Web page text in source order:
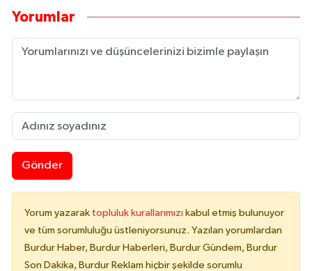
Yorumlar
Gönder
Yorum yazarak topluluk kurallarımızı kabul etmiş bulunuyor
ve tüm sorumluluğu üstleniyorsunuz. Yazılan yorumlardan
Burdur Haber, Burdur Haberleri, Burdur Gündem, Burdur
Son Dakika, Burdur Reklam hiçbir şekilde sorumlu